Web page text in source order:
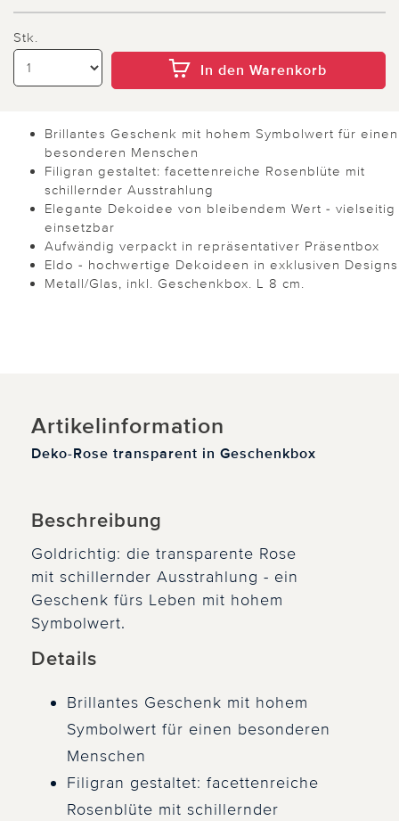
Stk.
In den Warenkorb
Brillantes Geschenk mit hohem Symbolwert für einen
besonderen Menschen
Filigran gestaltet: facettenreiche Rosenblüte mit
schillernder Ausstrahlung
Elegante Dekoidee von bleibendem Wert - vielseitig
einsetzbar
Aufwändig verpackt in repräsentativer Präsentbox
Eldo - hochwertige Dekoideen in exklusiven Designs
Metall/Glas, inkl. Geschenkbox. L 8 cm.
Artikelinformation
Deko-Rose transparent in Geschenkbox
Beschreibung
Goldrichtig: die transparente Rose
mit schillernder Ausstrahlung - ein
Geschenk fürs Leben mit hohem
Symbolwert.
Details
Brillantes Geschenk mit hohem
Symbolwert für einen besonderen
Menschen
Filigran gestaltet: facettenreiche
Rosenblüte mit schillernder